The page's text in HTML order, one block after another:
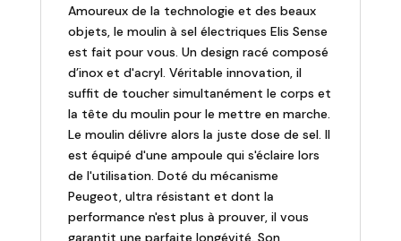
électrique
20cm
SENSE
Amoureux de la technologie et des beaux
objets, le moulin à sel électriques Elis Sense
est fait pour vous. Un design racé composé
d’inox et d'acryl. Véritable innovation, il
suffit de toucher simultanément le corps et
la tête du moulin pour le mettre en marche.
Le moulin délivre alors la juste dose de sel. Il
est équipé d'une ampoule qui s'éclaire lors
de l'utilisation. Doté du mécanisme
Peugeot, ultra résistant et dont la
performance n'est plus à prouver, il vous
garantit une parfaite longévité. Son